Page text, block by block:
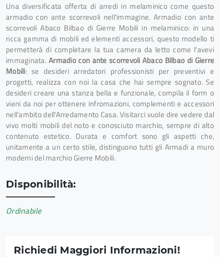
Una diversificata offerta di arredi in melaminico come questo
armadio con ante scorrevoli nell'immagine. Armadio con ante
scorrevoli Abaco Bilbao di Gierre Mobili in melaminico: in una
ricca gamma di mobili ed elementi accessori, questo modello ti
permetterà di completare la tua camera da letto come l'avevi
immaginata.Armadio con ante scorrevoli Abaco Bilbao di Gierre
Mobili: se desideri arredatori professionisti per preventivi e
progetti, realizza con noi la casa che hai sempre sognato. Se
desideri creare una stanza bella e funzionale, compila il form o
vieni da noi per ottenere infromazioni, complementi e accessori
nell'ambito dell'Arredamento Casa. Visitarci vuole dire vedere dal
vivo molti mobili del noto e conosciuto marchio, sempre di alto
contenuto estetico. Durata e comfort sono gli aspetti che,
unitamente a un certo stile, distinguono tutti gli Armadi a muro
moderni del marchio Gierre Mobili.
Disponibilità:
Ordinabile
Richiedi Maggiori Informazioni!